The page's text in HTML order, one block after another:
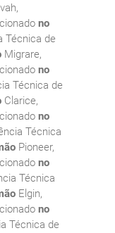
no
Técnica de
Migrare,
no
Técnica de
Clarice,
no
Técnica
Pioneer,
no
Técnica
Elgin,
no
Técnica de